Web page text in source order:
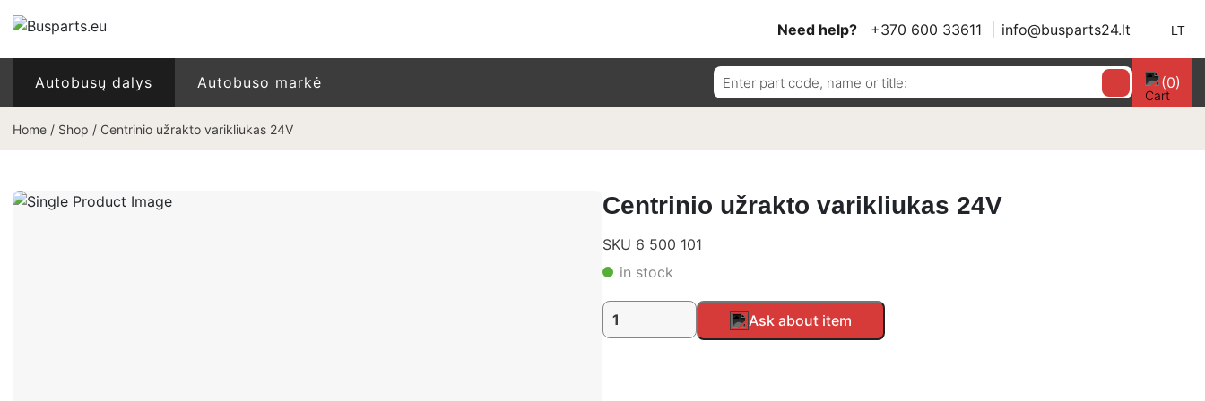
Need help? +370 600 33611 info@busparts24.lt LT
Autobusų dalys Autobuso markė Ieškoti: (0)
Home / Shop / Centrinio užrakto varikliukas 24V
Centrinio užrakto varikliukas 24V
SKU 6 500 101
in stock
produkto
kiekis:
Ask about item